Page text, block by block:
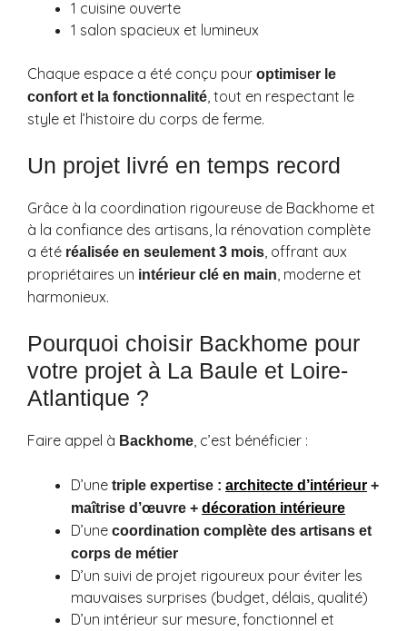
1 cuisine ouverte
1 salon spacieux et lumineux
Chaque espace a été conçu pour optimiser le
confort et la fonctionnalité, tout en respectant le
style et l’histoire du corps de ferme.
Un projet livré en temps record
Grâce à la coordination rigoureuse de Backhome et
à la confiance des artisans, la rénovation complète
a été réalisée en seulement 3 mois, offrant aux
propriétaires un intérieur clé en main, moderne et
harmonieux.
Pourquoi choisir Backhome pour
votre projet à La Baule et Loire-
Atlantique ?
Faire appel à Backhome, c’est bénéficier :
D’une triple expertise : architecte d’intérieur +
maîtrise d’œuvre + décoration intérieure
D’une coordination complète des artisans et
corps de métier
D’un suivi de projet rigoureux pour éviter les
mauvaises surprises (budget, délais, qualité)
D’un intérieur sur mesure, fonctionnel et